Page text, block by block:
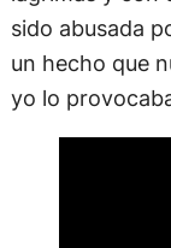
sido abusada
un hecho que
yo lo